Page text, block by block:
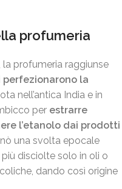
profumeria
, la profumeria raggiunse
perfezionarono la
nell’antica India e in
per estrarre
l’etanolo dai prodotti
una svolta epocale
disciolte solo in oli o
dando così origine